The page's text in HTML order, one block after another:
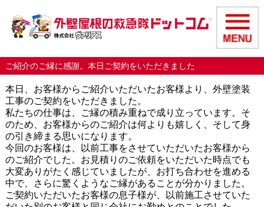
ご紹介のご縁に感謝。本日ご契約をいただきました
本日、お客様からご紹介いただいたお客様より、外壁塗装
工事のご契約をいただきました。
私たちの仕事は、ご縁の積み重ねで成り立っています。そ
のため、お客様からのご紹介は何よりも嬉しく、そして身
の引き締まる思いになります。
今回のお客様は、以前工事をさせていただいたお客様から
のご紹介でした。お見積りのご依頼をいただいた時点でも
大変ありがたく感じていましたが、お打ち合わせを進める
中で、さらに驚くようなご縁があることが分かりました。
ご契約いただいたお客様の息子様が、以前施工させていた